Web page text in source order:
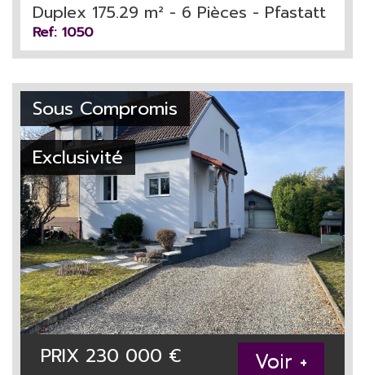
Duplex 175.29 m² - 6 Pièces - Pfastatt
Ref: 1050
Sous Compromis
Exclusivité
PRIX 230 000 € Voir +